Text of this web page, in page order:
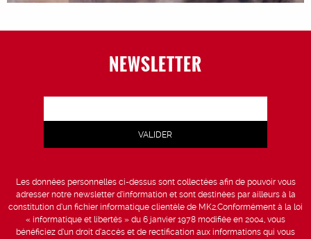
NEWSLETTER
Les données personnelles ci-dessus sont collectées afin de pouvoir vous
adresser notre newsletter d’information et sont destinées par ailleurs à la
constitution d’un fichier informatique clientèle de MK2.Conformément à la loi
« informatique et libertés » du 6 janvier 1978 modifiée en 2004, vous
bénéficiez d’un droit d’accès et de rectification aux informations qui vous